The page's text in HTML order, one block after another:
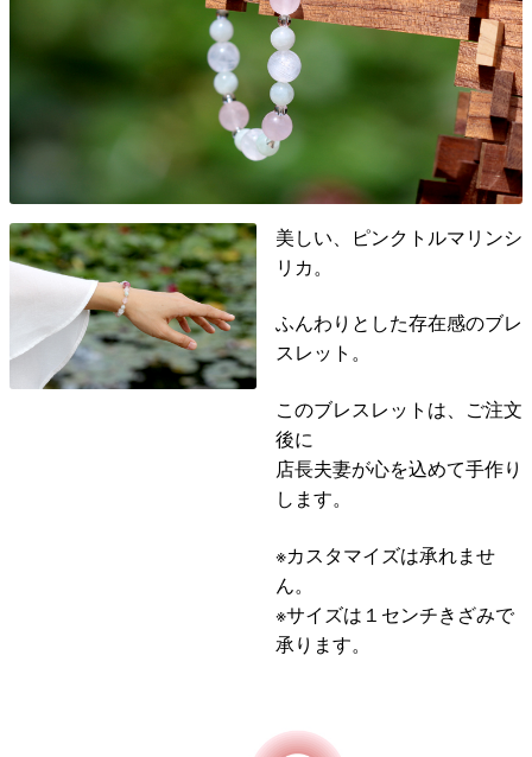
美しい、ピンクトルマリンシ
リカ。
ふんわりとした存在感のブレ
スレット。
このブレスレットは、ご注文
後に
店長夫妻が心を込めて手作り
します。
※カスタマイズは承れませ
ん。
※サイズは１センチきざみで
承ります。